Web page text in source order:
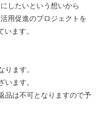
したいという想いから
用促進のプロジェクトを
ます。
ます。
ます。
品は不可となりますので予